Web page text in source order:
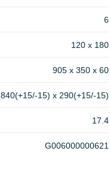
6
120 x 180
905 x 350 x 60
840(+15/-15) x 290(+15/-15)
17.4
G006000000621